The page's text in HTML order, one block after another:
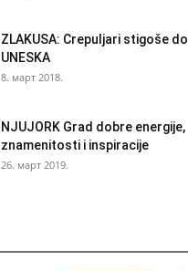
ZLAKUSA: Crepuljari stigoše do
UNESKA
8. март 2018.
NJUJORK Grad dobre energije,
znamenitosti i inspiracije
26. март 2019.